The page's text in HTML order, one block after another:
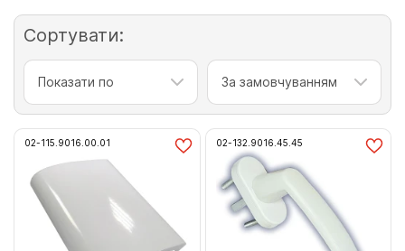
Сортувати:
Показати по За замовчуванням
02-115.9016.00.01 02-132.9016.45.45